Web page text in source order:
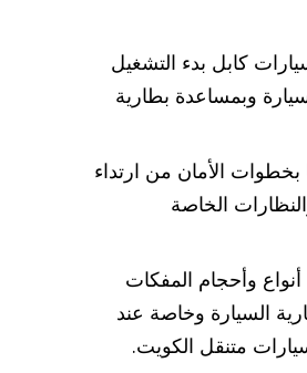
كابل بدء التشغيل
وبمساعدة بطارية
بخطوات الأمان من ارتداء
الخاصة
وأحجام المفكات
السيارة وخاصة عند
متنقل الكويت.